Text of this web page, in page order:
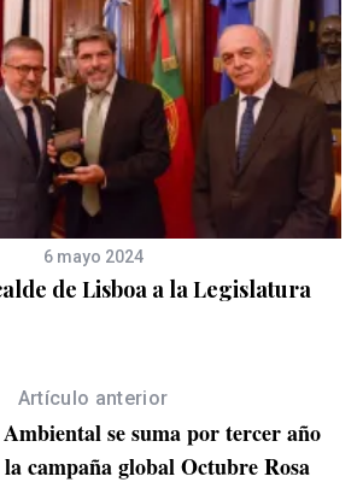
6 mayo 2024
de Lisboa a la Legislatura
Artículo anterior
se suma por tercer año
campaña global Octubre Rosa